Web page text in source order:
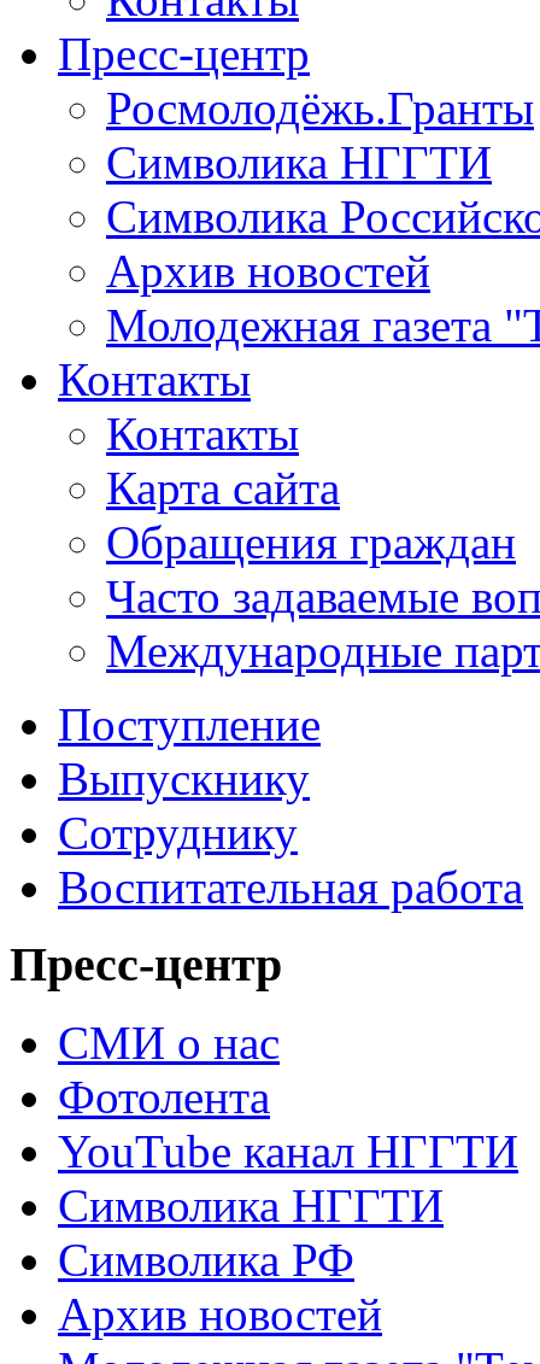
Пресс-центр
Росмолодёжь.Гранты
Символика НГГТИ
Символика
Архив новостей
Молодежная газета
Контакты
Контакты
Карта сайта
Обращения граждан
Часто задаваемые
Международные
Поступление
Выпускнику
Сотруднику
Воспитательная работа
Пресс-центр
СМИ о нас
Фотолента
YouTube канал НГГТИ
Символика НГГТИ
Символика РФ
Архив новостей